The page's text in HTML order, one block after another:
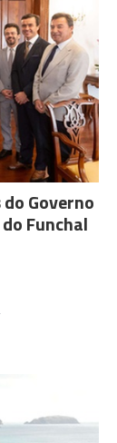
Governo
Funchal